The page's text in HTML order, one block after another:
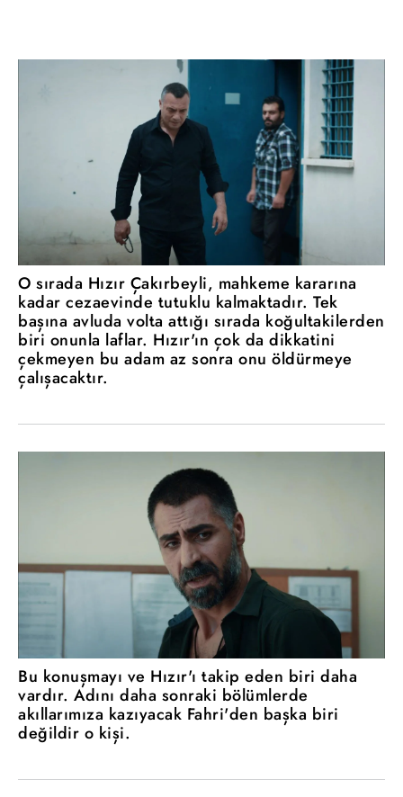
O sırada Hızır Çakırbeyli, mahkeme kararına
kadar cezaevinde tutuklu kalmaktadır. Tek
başına avluda volta attığı sırada koğultakilerden
biri onunla laflar. Hızır'ın çok da dikkatini
çekmeyen bu adam az sonra onu öldürmeye
çalışacaktır.
Bu konuşmayı ve Hızır'ı takip eden biri daha
vardır. Adını daha sonraki bölümlerde
akıllarımıza kazıyacak Fahri'den başka biri
değildir o kişi.